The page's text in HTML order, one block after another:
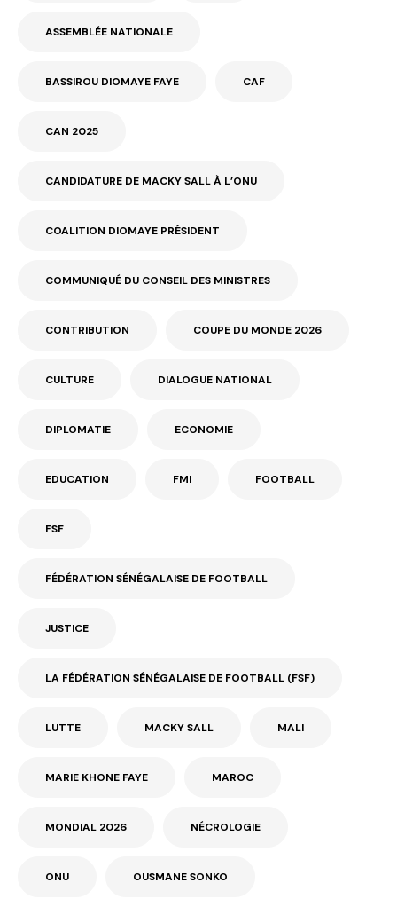
ASSEMBLÉE NATIONALE
BASSIROU DIOMAYE FAYE CAF
CAN 2025
CANDIDATURE DE MACKY SALL À L’ONU
COALITION DIOMAYE PRÉSIDENT
COMMUNIQUÉ DU CONSEIL DES MINISTRES
CONTRIBUTION COUPE DU MONDE 2026
CULTURE DIALOGUE NATIONAL
DIPLOMATIE ECONOMIE
EDUCATION FMI FOOTBALL
FSF
FÉDÉRATION SÉNÉGALAISE DE FOOTBALL
JUSTICE
LA FÉDÉRATION SÉNÉGALAISE DE FOOTBALL (FSF)
LUTTE MACKY SALL MALI
MARIE KHONE FAYE MAROC
MONDIAL 2026 NÉCROLOGIE
ONU OUSMANE SONKO